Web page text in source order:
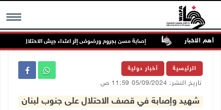
MENU أهم الاخبار
الخدمات إصابة مسن بجروح ورضوض إثر اعتداء جيش الاحتلال عليه في
الرئيسية أخبار دولية
تاريخ النشر: 05/09/2024 11:59 ص
شهيد وإصابة في قصف الاحتلال على جنوب لبنان